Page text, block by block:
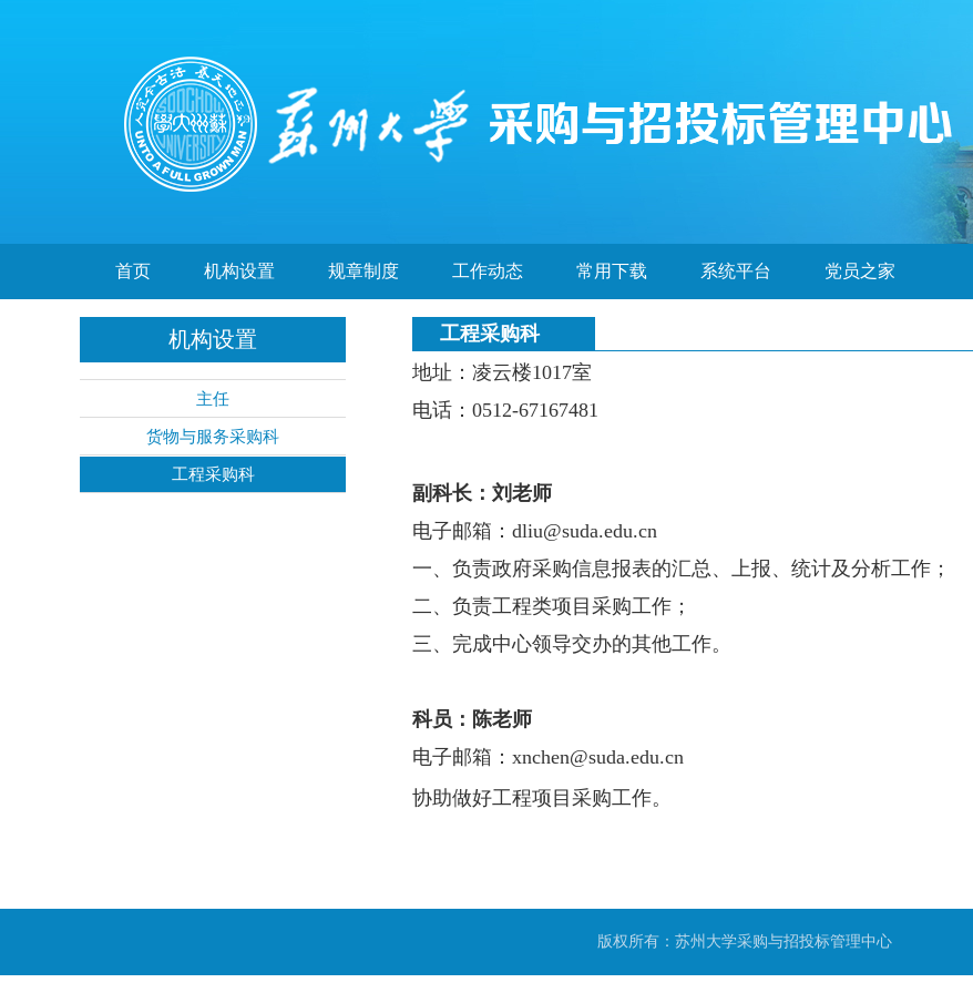
首页 机构设置 规章制度 工作动态 常用下载 系统平台 党员之家
机构设置
主任
货物与服务采购科
工程采购科
工程采购科
地址：凌云楼1017室
电话： 0512-67167481
副科长：刘老师
电子邮箱： dliu@suda.edu.cn
一、负责政府采购信息报表的汇总、上报、统计及分析工作；
二、 负责工程类项目采购工作 ；
三、完成中心领导交办的其他工作。
科员 ：陈老师
电子邮箱： xnchen@suda.edu.cn
协助做好工程项目采购工作。
版权所有：苏州大学采购与招投标管理中心